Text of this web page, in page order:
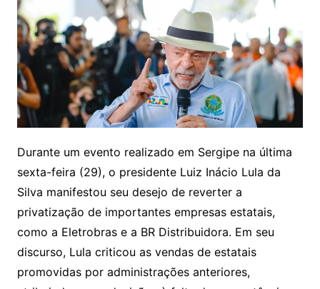
Durante um evento realizado em Sergipe na última
sexta-feira (29), o presidente Luiz Inácio Lula da
Silva manifestou seu desejo de reverter a
privatização de importantes empresas estatais,
como a Eletrobras e a BR Distribuidora. Em seu
discurso, Lula criticou as vendas de estatais
promovidas por administrações anteriores,